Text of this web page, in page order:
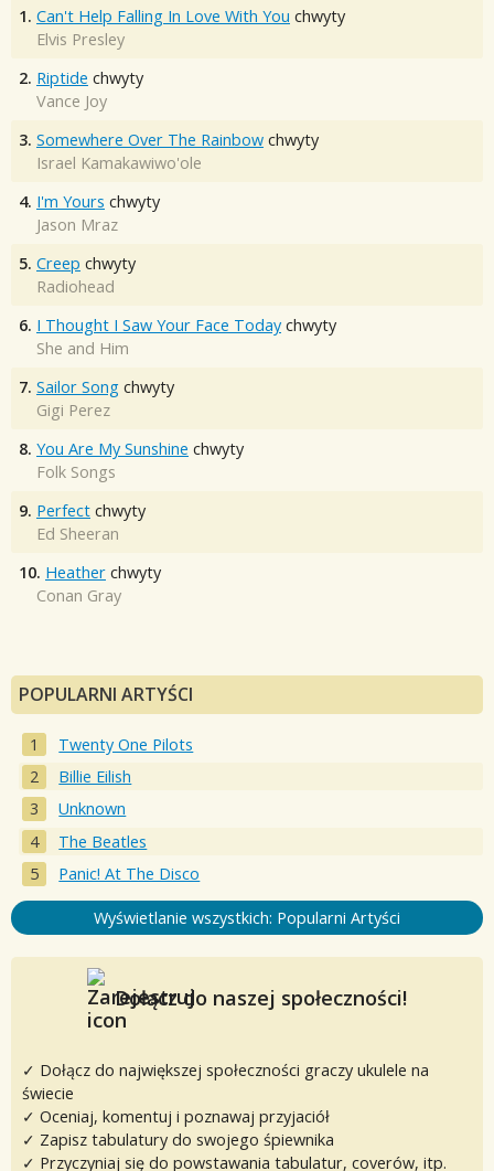
1. Can't Help Falling In Love With You chwyty
Elvis Presley
2. Riptide chwyty
Vance Joy
3. Somewhere Over The Rainbow chwyty
Israel Kamakawiwo'ole
4. I'm Yours chwyty
Jason Mraz
5. Creep chwyty
Radiohead
6. I Thought I Saw Your Face Today chwyty
She and Him
7. Sailor Song chwyty
Gigi Perez
8. You Are My Sunshine chwyty
Folk Songs
9. Perfect chwyty
Ed Sheeran
10. Heather chwyty
Conan Gray
POPULARNI ARTYŚCI
Twenty One Pilots
Billie Eilish
Unknown
The Beatles
Panic! At The Disco
Wyświetlanie wszystkich: Popularni Artyści
Dołącz do naszej społeczności!
✓ Dołącz do największej społeczności graczy ukulele na
świecie
✓ Oceniaj, komentuj i poznawaj przyjaciół
✓ Zapisz tabulatury do swojego śpiewnika
✓ Przyczyniaj się do powstawania tabulatur, coverów, itp.